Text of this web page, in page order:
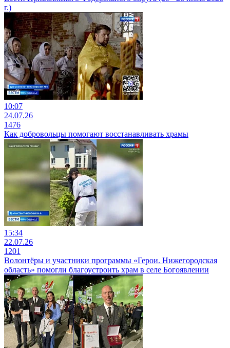
г.)
10:07
24.07.26
1476
Как добровольцы помогают восстанавливать храмы
15:34
22.07.26
1201
Волонтёры и участники программы «Герои. Нижегородская
область» помогли благоустроить храм в селе Богоявлении